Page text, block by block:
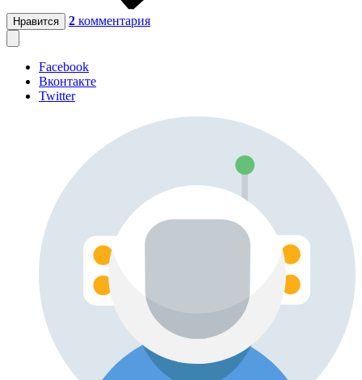
Нравится 2 комментария
Facebook
Вконтакте
Twitter